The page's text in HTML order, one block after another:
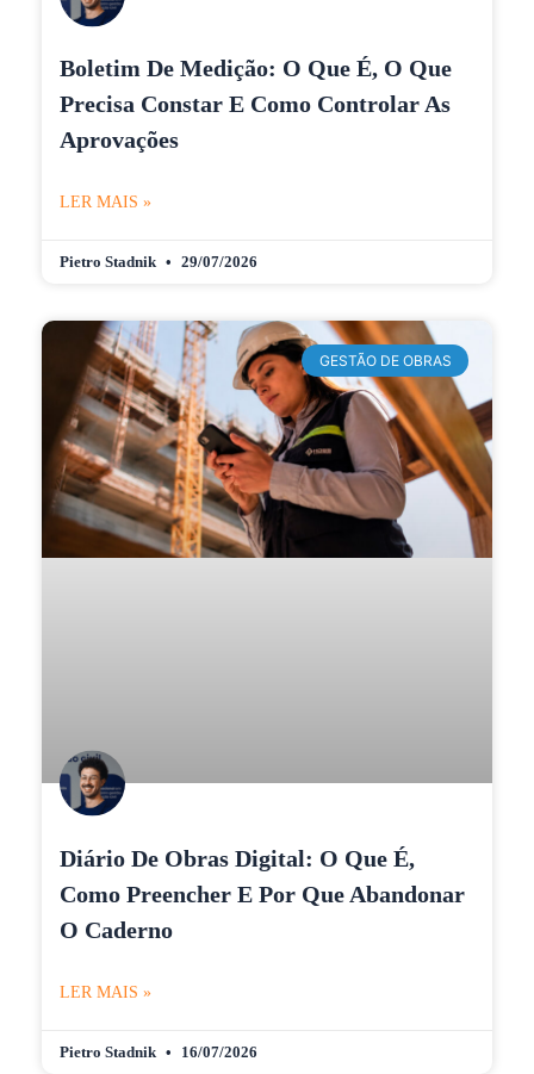
Boletim De Medição: O Que É, O Que
Precisa Constar E Como Controlar As
Aprovações
LER MAIS »
Pietro Stadnik 29/07/2026
GESTÃO DE OBRAS
Diário De Obras Digital: O Que É,
Como Preencher E Por Que Abandonar
O Caderno
LER MAIS »
Pietro Stadnik 16/07/2026